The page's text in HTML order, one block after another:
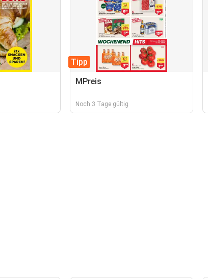
Tipp
MPreis
Noch 3 Tage gültig